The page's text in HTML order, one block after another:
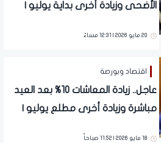
الأضحى وزيادة أخرى بداية يوليو |
20 مايو 2026 | 12:31 مساءً
اقتصاد وبورصة
عاجل.. زيادة المعاشات 10% بعد العيد
مباشرة وزيادة أخرى مطلع يوليو |
18 مايو 2026 | 11:52 صباحاً